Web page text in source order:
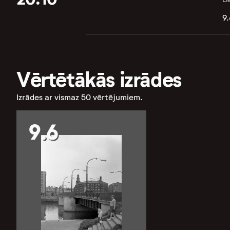
Vērtētākās izrādes
Izrādes ar vismaz 50 vērtējumiem.
9.6